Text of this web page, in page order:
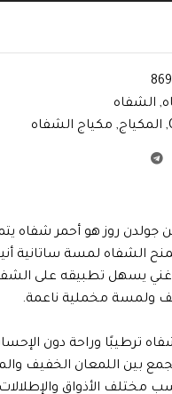
, الشفاه
, المكياج, مكياج الشفاه
روز هو أحمر شفاه
تمنح الشفاه لمسة ساتانية
غني يسهل تطبيقه على
ولمسة مخملية ناعمة.
ترطيبًا وراحة دون
بين اللمعان الخفيف
مختلف الأذواق